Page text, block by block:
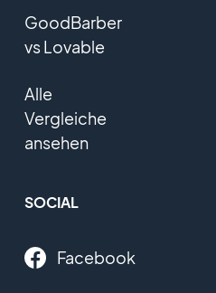
GoodBarber
vs Lovable
Alle
Vergleiche
ansehen
SOCIAL
Facebook